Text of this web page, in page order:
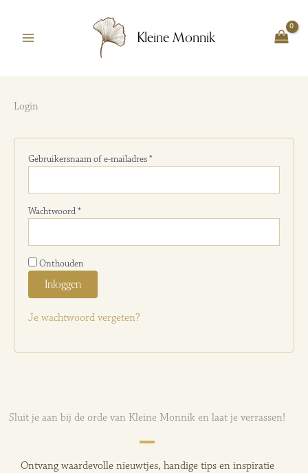
Kleine Monnik
Login
Gebruikersnaam of e-mailadres*
Wachtwoord*
Onthouden
Inloggen
Je wachtwoord vergeten?
Sluit je aan bij de orde van Kleine Monnik en laat je verrassen!
Ontvang waardevolle nieuwtjes, handige tips en inspiratie